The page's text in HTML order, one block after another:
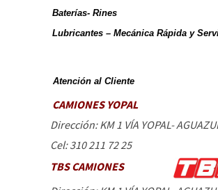
Baterías- Rines
Lubricantes – Mecánica Rápida y
Atención al Cliente
CAMIONES YOPAL
Dirección: KM 1 VÍA YOPAL-
Cel: 310 211 72 25
TBS CAMIONES